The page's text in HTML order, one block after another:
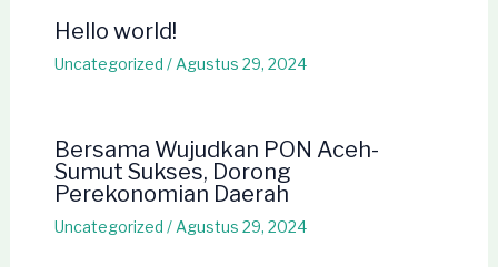
Hello world!
Uncategorized / Agustus 29, 2024
Bersama Wujudkan PON Aceh-
Sumut Sukses, Dorong
Perekonomian Daerah
Uncategorized / Agustus 29, 2024